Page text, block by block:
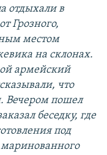
отдыхали в
Грозного,
местом
на склонах.
армейский
что
Вечером пошел
беседку, где
под